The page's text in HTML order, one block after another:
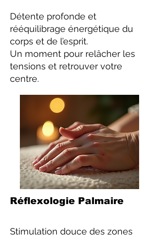
Détente profonde et
rééquilibrage énergétique du
corps et de l’esprit.
Un moment pour relâcher les
tensions et retrouver votre
centre.
Réflexologie Palmaire
Stimulation douce des zones